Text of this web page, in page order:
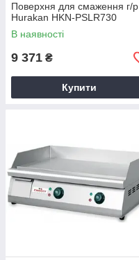
Поверхня для смаження г/р
Hurakan HKN-PSLR730
В наявності
9 371 ₴
Купити